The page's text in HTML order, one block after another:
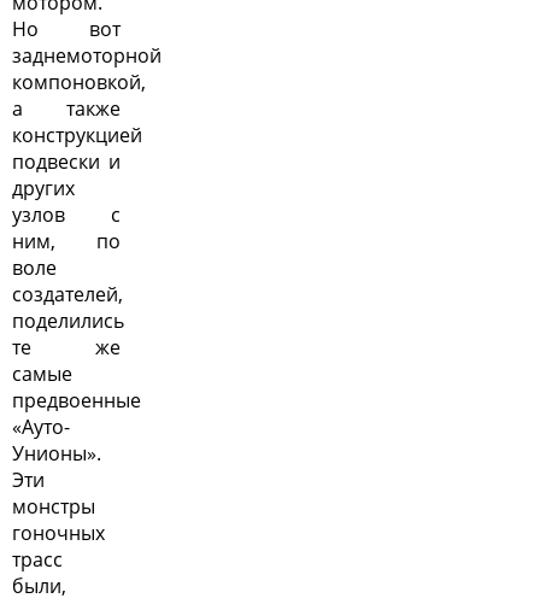
Но вот
заднемоторной
компоновкой,
а также
конструкцией
подвески и
других
узлов с
ним, по
воле
создателей,
поделились
те же
самые
предвоенные
«Ауто-
Унионы».
Эти
монстры
гоночных
трасс
были,